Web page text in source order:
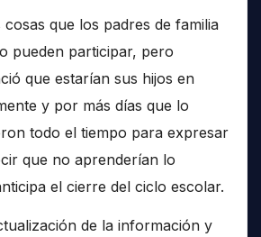
cosas que los padres de familia
pueden participar, pero
que estarían sus hijos en
y por más días que lo
todo el tiempo para expresar
que no aprenderían lo
el cierre del ciclo escolar.
de la información y